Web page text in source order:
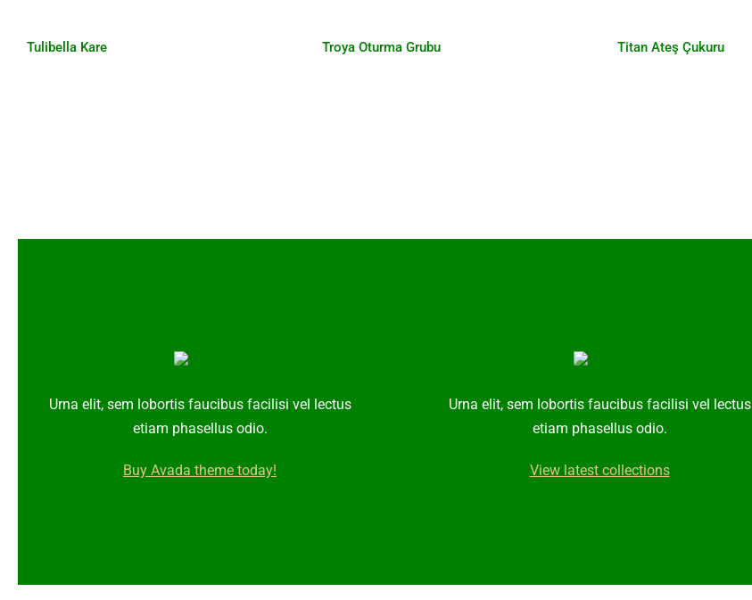
Tulibella Kare Troya Oturma Grubu Titan Ateş Çukuru
Urna elit, sem lobortis faucibus facilisi vel lectus
etiam phasellus odio.
Buy Avada theme today!
Urna elit, sem lobortis faucibus facilisi vel lectus
etiam phasellus odio.
View latest collections